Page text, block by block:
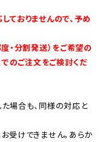
ておりませんので、予め
・分割発送）をご希望の
でのご注文をご検討くだ
場合も、同様の対応と
受けできません。あらか